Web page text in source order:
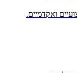
ואקדמיים.